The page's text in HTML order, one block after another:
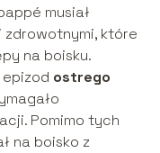
musiał
zdrowotnymi, które
na boisku.
ostrego
Pomimo tych
na boisko z